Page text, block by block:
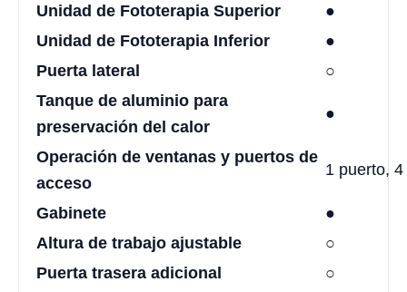
Unidad de Fototerapia Superior
●
Unidad de Fototerapia Inferior
●
Puerta lateral
○
Tanque de aluminio para
preservación del calor
●
Operación de ventanas y puertos de
acceso
1 puerto,
Gabinete
●
Altura de trabajo ajustable
○
Puerta trasera adicional
○